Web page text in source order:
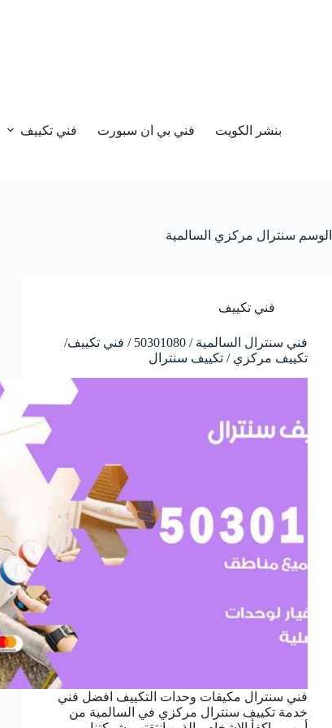
بنشر الكويت فني بي ان سبورت فني تكييف
الوسم سنترال مركزي السالمية
فني تكييف
فني سنترال السالمية / 50301080 / فني تكييف/
تكييف مركزي / تكييف سنترال
فني سنترال مكيفات وحدات التكييف افضل فني
خدمة تكييف سنترال مركزي في السالمية من